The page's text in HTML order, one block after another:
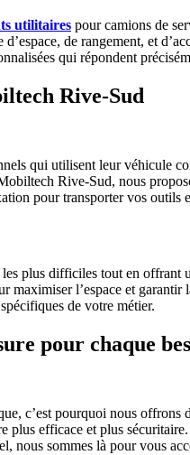
utilitaires pour camions de
de rangement, et
qui répondent
Rive-Sud
qui utilisent leur véhicule
Rive-Sud, nous
pour transporter vos outils
plus difficiles tout en offrant
maximiser l’espace et
de votre métier.
pour chaque
c’est pourquoi nous
efficace et plus
sommes là pour vous